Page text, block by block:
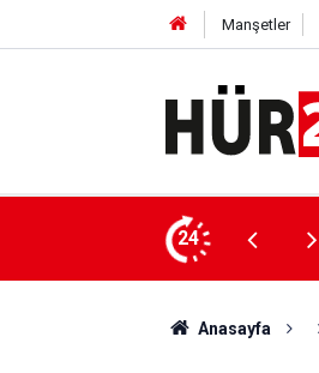
Manşetler
24
hastaneye yetiştirdi
Anasayfa